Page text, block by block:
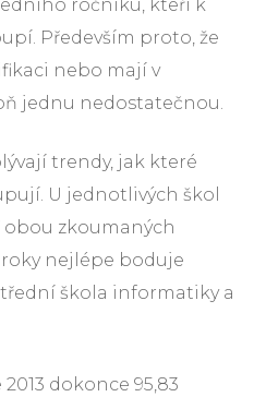
ročníku, kteří k
Především proto, že
nebo mají v
jednu nedostatečnou.
trendy, jak které
U jednotlivých škol
obou zkoumaných
nejlépe boduje
škola informatiky a
dokonce 95,83